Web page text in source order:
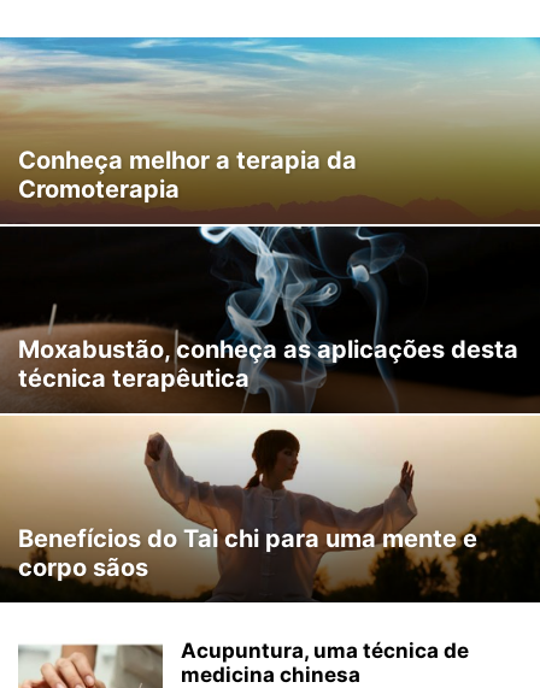
Conheça melhor a terapia da
Cromoterapia
Moxabustão, conheça as aplicações desta
técnica terapêutica
Benefícios do Tai chi para uma mente e
corpo sãos
Acupuntura, uma técnica de
medicina chinesa